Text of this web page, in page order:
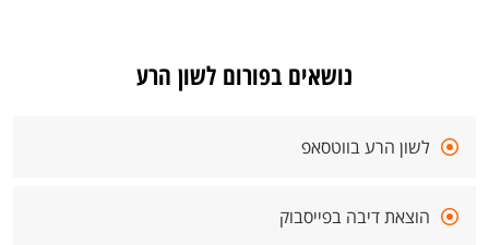
נושאים בפורום לשון הרע
לשון הרע בווטסאפ
הוצאת דיבה בפייסבוק